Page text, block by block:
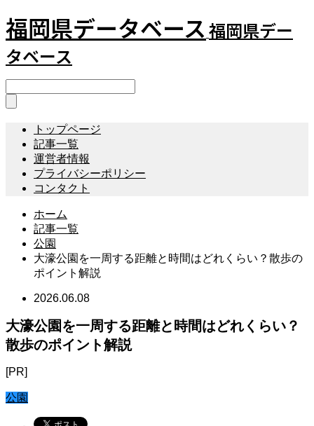
福岡県データベース 福岡県デー
タベース
トップページ
記事一覧
運営者情報
プライバシーポリシー
コンタクト
ホーム
記事一覧
公園
大濠公園を一周する距離と時間はどれくらい？散歩の
ポイント解説
2026.06.08
大濠公園を一周する距離と時間はどれくらい？
散歩のポイント解説
[PR]
公園